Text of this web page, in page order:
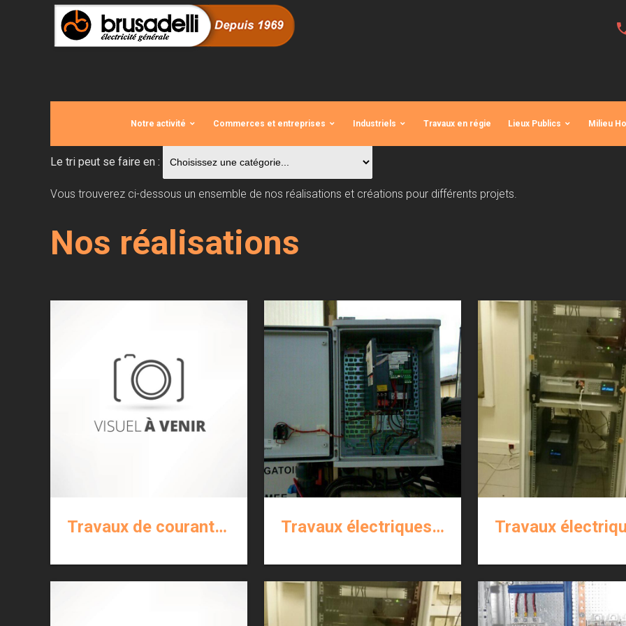
Notre activité Commerces et entreprises Industriels Travaux en régie Lieux Publics Milieu
Le tri peut se faire en :
Vous trouverez ci-dessous un ensemble de nos réalisations et créations pour différents projets.
Nos réalisations
Travaux de courants forts et faibles Travaux électriques courants forts
Panneau de gestion des cookies